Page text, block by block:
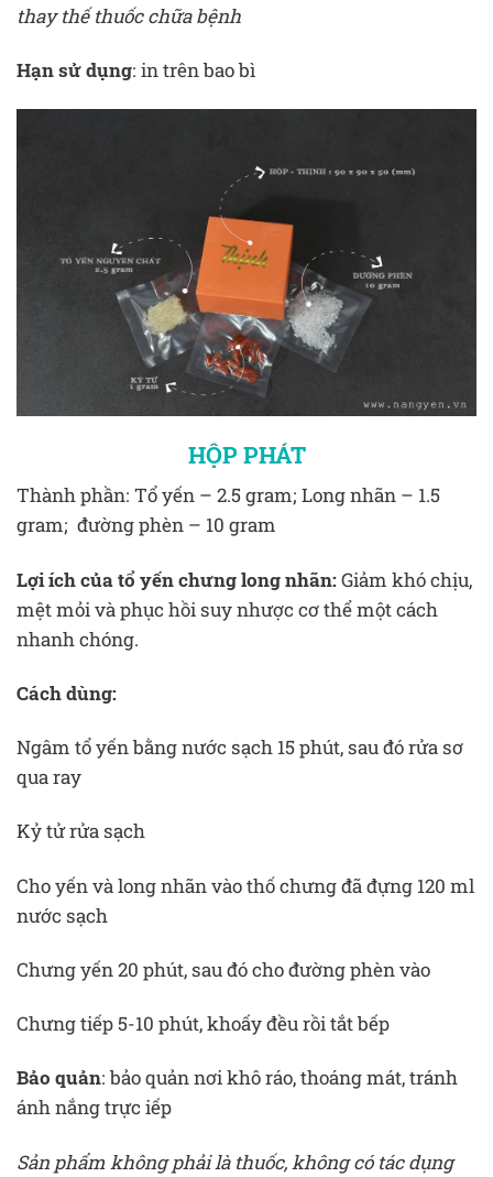
thay thế thuốc chữa bệnh
Hạn sử dụng: in trên bao bì
HỘP PHÁT
Thành phần: Tổ yến – 2.5 gram; Long nhãn – 1.5
gram; đường phèn – 10 gram
Lợi ích của tổ yến chưng long nhãn:Giảm khó chịu,
mệt mỏi và phục hồi suy nhược cơ thể một cách
nhanh chóng.
Cách dùng:
Ngâm tổ yến bằng nước sạch 15 phút, sau đó rửa sơ
qua ray
Kỷ tử rửa sạch
Cho yến và long nhãn vào thố chưng đã đựng 120 ml
nước sạch
Chưng yến 20 phút, sau đó cho đường phèn vào
Chưng tiếp 5-10 phút, khoấy đều rồi tắt bếp
Bảo quản: bảo quản nơi khô ráo, thoáng mát, tránh
ánh nắng trực iếp
Sản phẩm không phải là thuốc, không có tác dụng